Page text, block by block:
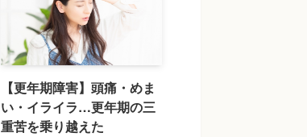
【更年期障害】頭痛・めま
い・イライラ…更年期の三
重苦を乗り越えた